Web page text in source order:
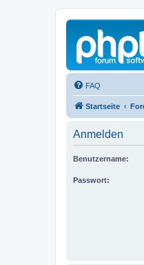
FAQ
Startseite
Anmelden
Benutzername:
Passwort: